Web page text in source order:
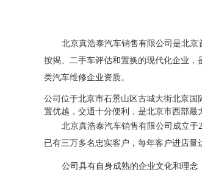
北京真浩泰汽车销售有限公司是北
按揭、二手车评估和置换的现代化企业
类汽车维修企业资质。
公司位于北京市石景山区古城大街北京
置优越，交通十分便利，是北京市西部最
北京真浩泰汽车销售有限公司成立于
已有三万多名忠实客户，每年客户进店量
公司具有自身成熟的企业文化和理念